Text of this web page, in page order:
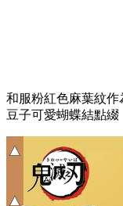
和服粉紅色麻葉紋
豆子可愛蝴蝶結點綴